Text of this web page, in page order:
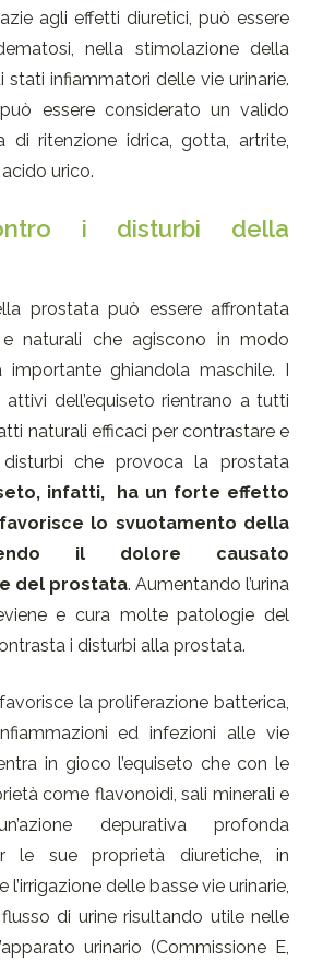
agli effetti diuretici, può essere
nella stimolazione della
stati infiammatori delle vie urinarie.
può essere considerato un valido
di ritenzione idrica, gotta, artrite,
urico.
i disturbi della
prostata può essere affrontata
naturali che agiscono in modo
ghiandola maschile. I
attivi dell’equiseto rientrano a tutti
naturali efficaci per contrastare e
che provoca la prostata
infatti, ha un forte effetto
lo svuotamento della
il dolore causato
del prostata. Aumentando l’urina
e cura molte patologie del
i disturbi alla prostata.
la proliferazione batterica,
ed infezioni alle vie
in gioco l’equiseto che con le
come flavonoidi, sali minerali e
depurativa profonda
le sue proprietà diuretiche, in
delle basse vie urinarie,
di urine risultando utile nelle
urinario (Commissione E,